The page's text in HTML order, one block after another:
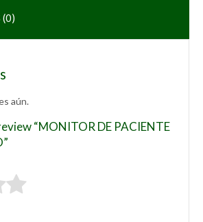
(0)
aún.
“MONITOR DE PACIENTE
5 de
5